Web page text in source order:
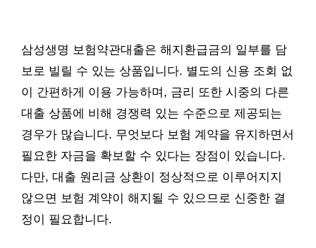
삼성생명 보험약관대출은 해지환급금의 일부를 담
보로 빌릴 수 있는 상품입니다. 별도의 신용 조회 없
이 간편하게 이용 가능하며, 금리 또한 시중의 다른
대출 상품에 비해 경쟁력 있는 수준으로 제공되는
경우가 많습니다. 무엇보다 보험 계약을 유지하면서
필요한 자금을 확보할 수 있다는 장점이 있습니다.
다만, 대출 원리금 상환이 정상적으로 이루어지지
않으면 보험 계약이 해지될 수 있으므로 신중한 결
정이 필요합니다.